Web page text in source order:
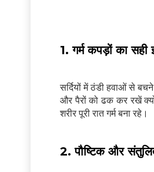
1. गर्म कपड़ों का सही
सर्दियों में ठंडी हवाओं से
और पैरों को ढक कर रखें
शरीर पूरी रात गर्म बना रहे।
2. पौष्टिक और